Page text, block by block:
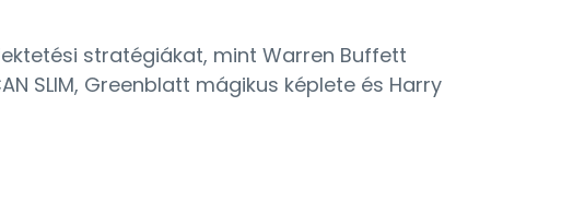
stratégiákat, mint Warren Buffett
SLIM, Greenblatt mágikus képlete és Harry